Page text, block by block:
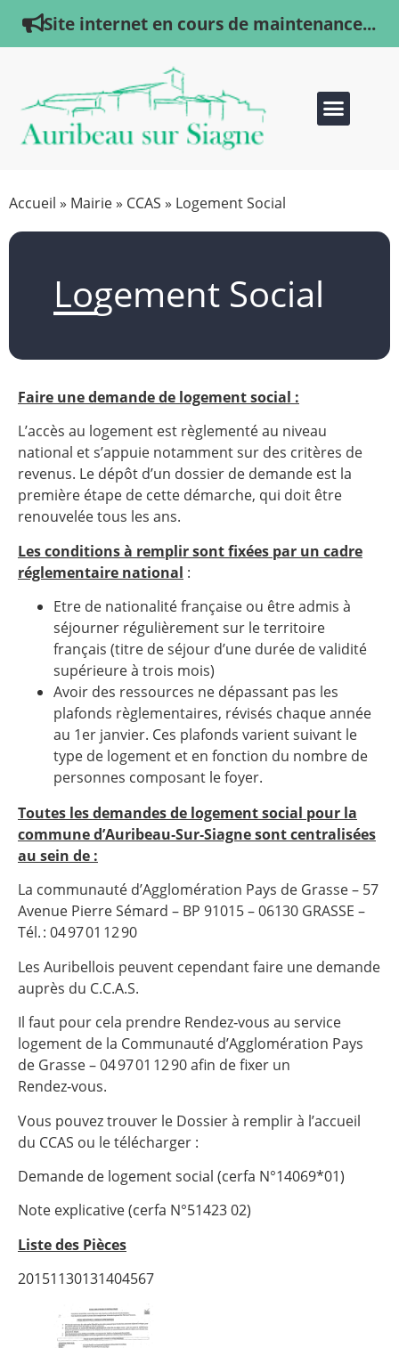
Site internet en cours de maintenance...
Accueil » Mairie» CCAS » Logement Social
Logement Social
Faire une demande de logement social :
L’accès au logement est règlementé au niveau
national et s’appuie notamment sur des critères de
revenus. Le dépôt d’un dossier de demande est la
première étape de cette démarche, qui doit être
renouvelée tous les ans.
Les conditions à remplir sont fixées par un cadre
réglementaire national :
Etre de nationalité française ou être admis à
séjourner régulièrement sur le territoire
français (titre de séjour d’une durée de validité
supérieure à trois mois)
Avoir des ressources ne dépassant pas les
plafonds règlementaires, révisés chaque année
au 1er janvier. Ces plafonds varient suivant le
type de logement et en fonction du nombre de
personnes composant le foyer.
Toutes les demandes de logement social pour la
commune d’Auribeau‑Sur‑Siagne sont centralisées
au sein de :
La communauté d’Agglomération Pays de Grasse – 57
Avenue Pierre Sémard – BP 91015 – 06130 GRASSE –
Tél. : 04 97 01 12 90
Les Auribellois peuvent cependant faire une demande
auprès du C.C.A.S.
Il faut pour cela prendre Rendez‑vous au service
logement de la Communauté d’Agglomération Pays
de Grasse – 04 97 01 12 90 afin de fixer un
Rendez‑vous.
Vous pouvez trouver le Dossier à remplir à l’accueil
du CCAS ou le télécharger :
Demande de logement social (cerfa N°14069*01)
Note explicative (cerfa N°51423 02)
Liste des Pièces
20151130131404567